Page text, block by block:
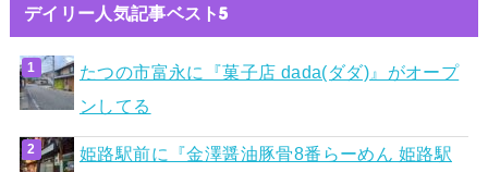
デイリー人気記事ベスト5
たつの市富永に『菓子店 dada(ダダ)』がオープ
ンしてる
姫路駅前に『金澤醤油豚骨8番らーめん 姫路駅